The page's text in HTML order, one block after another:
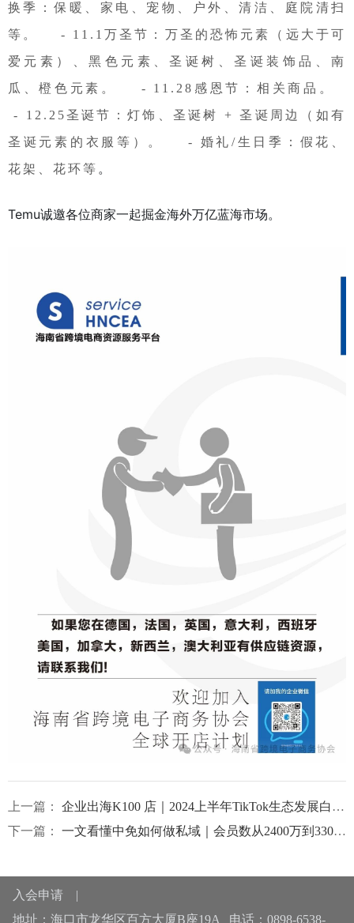
换季：保暖、家电、宠物、户外、清洁、庭院清扫
等。 - 11.1万圣节：万圣的恐怖元素（远大于可
爱元素）、黑色元素、圣诞树、圣诞装饰品、南
瓜、橙色元素。 - 11.28感恩节：相关商品。
- 12.25圣诞节：灯饰、圣诞树 + 圣诞周边（如有
圣诞元素的衣服等）。 - 婚礼/生日季：假花、
花架、花环等 。
Temu诚邀各位商家一起掘金海外万亿蓝海市场。
上一篇：
企业出海K100 店｜2024上半年TikTok生态发展白皮书
下一篇：
一文看懂中免如何做私域｜会员数从2400万到3300万 形成“免税+跨境+有税”的购物服务平台
入会申请|
地址：海口市龙华区百方大厦B座19A 电话：0898-6538-